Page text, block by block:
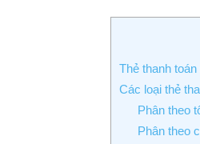
Thẻ thanh
Các loại thẻ
Phân theo
Phân theo